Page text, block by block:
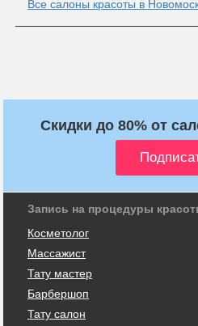
Все салоны красоты в
Скидки до 80% от
Запись на процедуры
Косметолог
Массажист
Тату мастер
Барбершоп
Тату салон